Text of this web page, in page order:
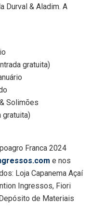
Durval & Aladim. A
gratuita)
Solimões
gratuita)
Franca 2024
e nos
Loja Capanema Açaí
Ingressos, Fiori
de Materiais